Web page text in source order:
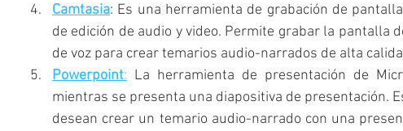
Camtasia: Es una herramienta de grabación de
de edición de audio y video. Permite grabar la pantalla
de voz para crear temarios audio-narrados de alta
Powerpoint: La herramienta de presentación de
mientras se presenta una diapositiva de presentación.
desean crear un temario audio-narrado con una